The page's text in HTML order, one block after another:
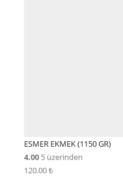
ESMER EKMEK (1150 GR)
4.00 5 üzerinden
120.00₺